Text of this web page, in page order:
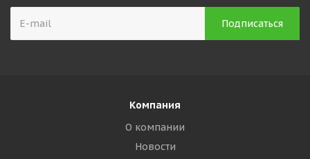
Компания
О компании
Новости